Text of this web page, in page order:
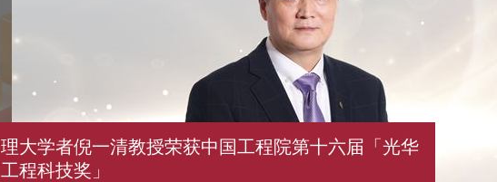
理大学者倪一清教授荣获中国工程院第十六届「光华
工程科技奖」